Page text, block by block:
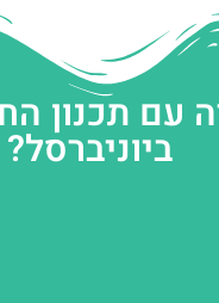
עם תכנון
ביוניברסל?